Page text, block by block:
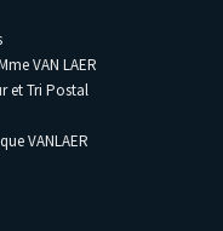
VAN LAER
et Tri Postal
VANLAER